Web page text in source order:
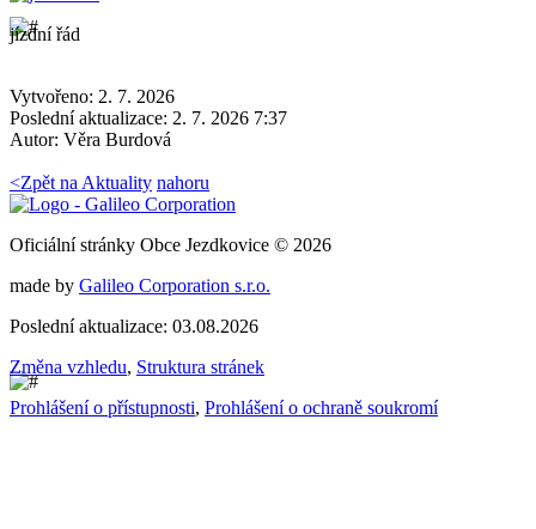
jízdní řád
Vytvořeno: 2. 7. 2026
Poslední aktualizace: 2. 7. 2026 7:37
Autor: Věra Burdová
<Zpět na Aktuality nahoru
Oficiální stránky Obce Jezdkovice © 2026
made by Galileo Corporation s.r.o.
Poslední aktualizace: 03.08.2026
Změna vzhledu, Struktura stránek
Prohlášení o přístupnosti, Prohlášení o ochraně soukromí